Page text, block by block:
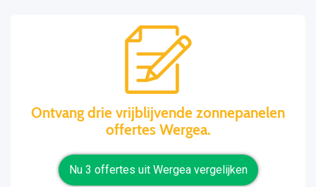
Ontvang drie vrijblijvende zonnepanelen
offertes Wergea.
Nu 3 offertes uit Wergea vergelijken